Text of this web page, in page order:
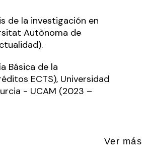
de la investigación en
Autònoma de
Básica de la
ECTS), Universidad
- UCAM (2023 –
Ver más